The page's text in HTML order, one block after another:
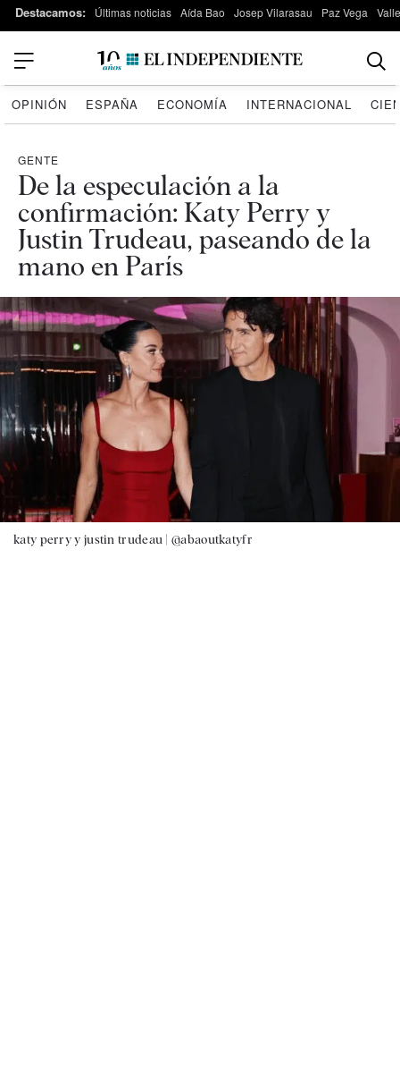
Destacamos: Últimas noticias Aída Bao Josep Vilarasau Paz Vega
OPINIÓN ESPAÑA ECONOMÍA INTERNACIONAL
GENTE
De la especulación a la
confirmación: Katy Perry y
Justin Trudeau, paseando de la
mano en París
katy perry y justin trudeau |@abaoutkatyfr